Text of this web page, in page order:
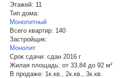
Этажей: 11
Тип дома:
Монолитный
Всего квартир: 140
Застройщик:
Монолит
Срок сдачи: сдан 2016 г
Жилая площадь: от 33,84 до 92 м²
В продаже: 1к.кв., 2к.кв., 3к.кв.